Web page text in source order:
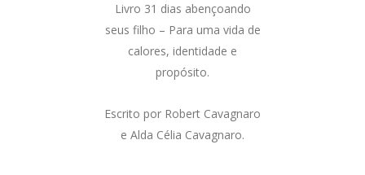
Livro 31 dias abençoando
seus filho – Para uma vida de
calores, identidade e
propósito.
Escrito por Robert Cavagnaro
e Alda Célia Cavagnaro.